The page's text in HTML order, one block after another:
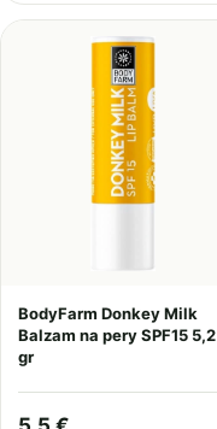
BodyFarm Donkey Milk
Balzam na pery SPF15 5,2
gr